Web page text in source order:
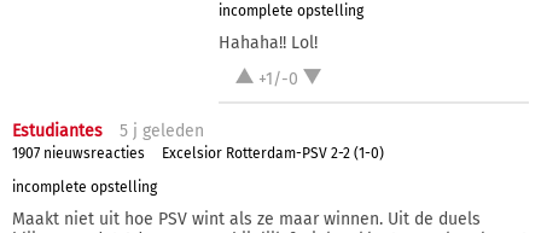
incomplete opstelling
Hahaha!! Lol!
+1/-0
Estudiantes 5 j geleden
1907 nieuwsreacties
Excelsior Rotterdam-PSV 2-2 (1-0)
incomplete opstelling
Maakt niet uit hoe PSV wint als ze maar winnen. Uit de duels